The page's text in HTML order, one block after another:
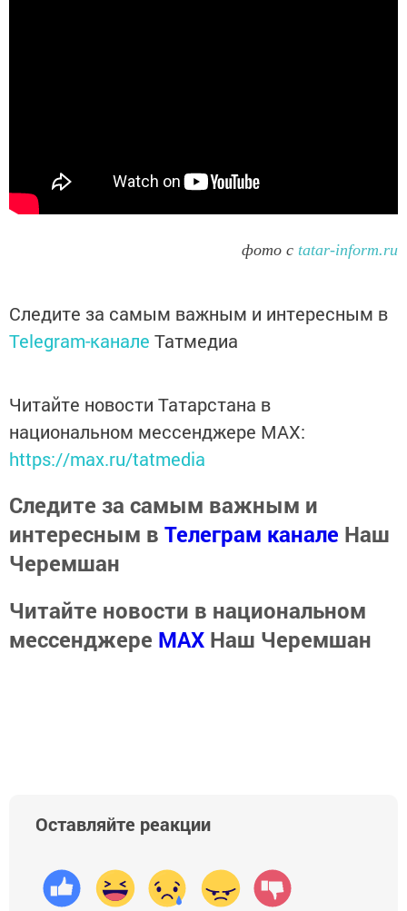
фото с tatar-inform.ru
Следите за самым важным и интересным в
Telegram-канале Татмедиа
Читайте новости Татарстана в
национальном мессенджере MАХ:
https://max.ru/tatmedia
Следите за самым важным и
интересным в Телеграм канале Наш
Черемшан
Читайте новости в национальном
мессенджере MАХ Наш Черемшан
Оставляйте реакции